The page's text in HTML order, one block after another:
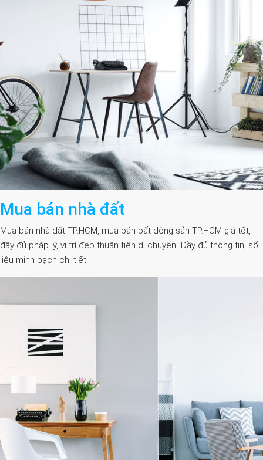
Mua bán nhà đất
Mua bán nhà đất TP.HCM, mua bán bất động sản TP.HCM giá tốt,
đầy đủ pháp lý, vị trí đẹp thuận tiện di chuyển. Đầy đủ thông tin, số
liệu minh bạch chi tiết.